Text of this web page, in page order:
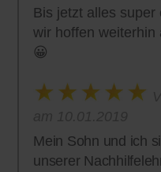
Bis jetzt alles
wir hoffen weiterhin
😀
Mein Sohn und ich
unserer